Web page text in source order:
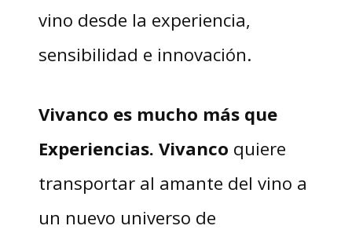
vino desde la experiencia,
sensibilidad e innovación.
Vivanco es mucho más que
Experiencias. Vivanco quiere
transportar al amante del vino a
un nuevo universo de